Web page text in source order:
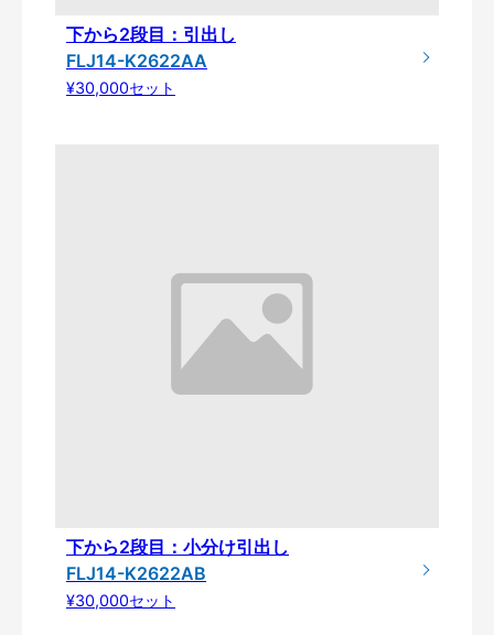
下から2段目：引出し
FLJ14-K2622AA
¥30,000セット
下から2段目：小分け引出し
FLJ14-K2622AB
¥30,000セット